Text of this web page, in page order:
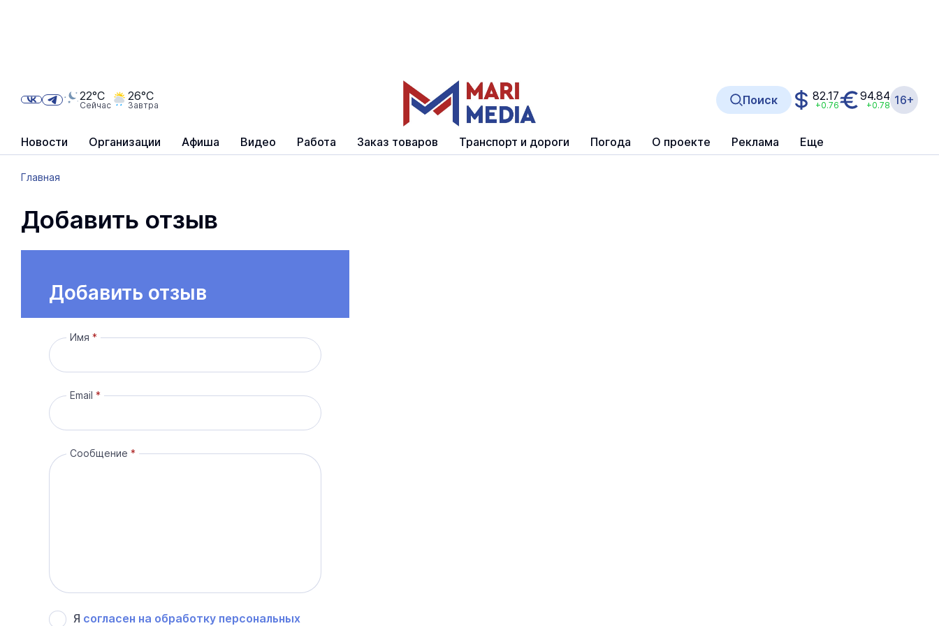
Новости Организации Афиша Видео Работа Заказ товаров Транспорт и дороги Погода О проекте Реклама Еще
22°C
Сейчас
26°C
Завтра Поиск 82.17
+0.76
94.84
+0.78 16+
Главная
Добавить отзыв
Добавить отзыв
Имя
Email
Сообщение
Я согласен на обработку персональных